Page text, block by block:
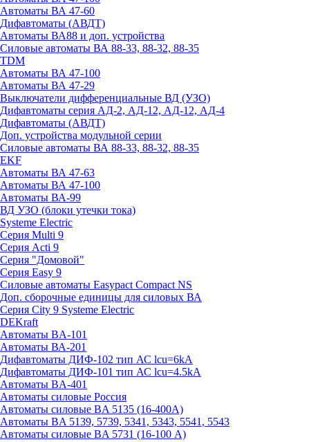
Автоматы ВА 47-60
Дифавтоматы (АВДТ)
Автоматы ВА88 и доп. устройства
Силовые автоматы ВА 88-33, 88-32, 88-35
TDM
Автоматы ВА 47-100
Автоматы ВА 47-29
Выключатели дифференциальные ВД (УЗО)
Дифавтоматы серия АД-2, АД-12, АД-12, АД-4
Дифавтоматы (АВДТ)
Доп. устройства модульной серии
Силовые автоматы ВА 88-33, 88-32, 88-35
EKF
Автоматы ВА 47-63
Автоматы ВА 47-100
Автоматы ВА-99
ВД УЗО (блоки утечки тока)
Systeme Electric
Серия Multi 9
Серия Acti 9
Серия "Домовой"
Серия Easy 9
Силовые автоматы Easypact Compact NS
Доп. сборочные единицы для силовых ВА
Серия City 9 Systeme Electric
DEKraft
Автоматы BA-101
Автоматы ВА-201
Дифавтоматы ДИФ-102 тип АС lcu=6kA
Дифавтоматы ДИФ-101 тип АС lcu=4.5kA
Автоматы BA-401
Автоматы силовые Россия
Автоматы силовые BA 5135 (16-400А)
Автоматы BA 5139, 5739, 5341, 5343, 5541, 5543
Автоматы силовые BA 5731 (16-100 А)